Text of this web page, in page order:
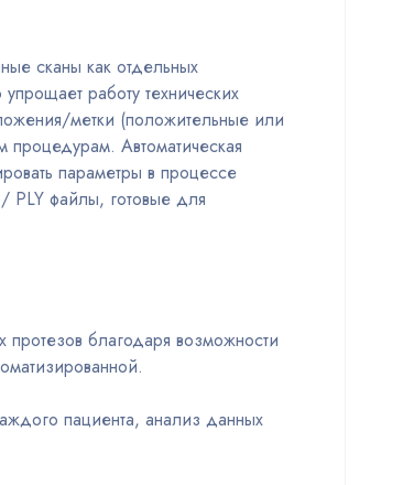
сканы как отдельных
работу технических
метки (положительные или
процедурам. Автоматическая
параметры в процессе
PLY файлы, готовые для
протезов благодаря возможности
пациента, анализ данных